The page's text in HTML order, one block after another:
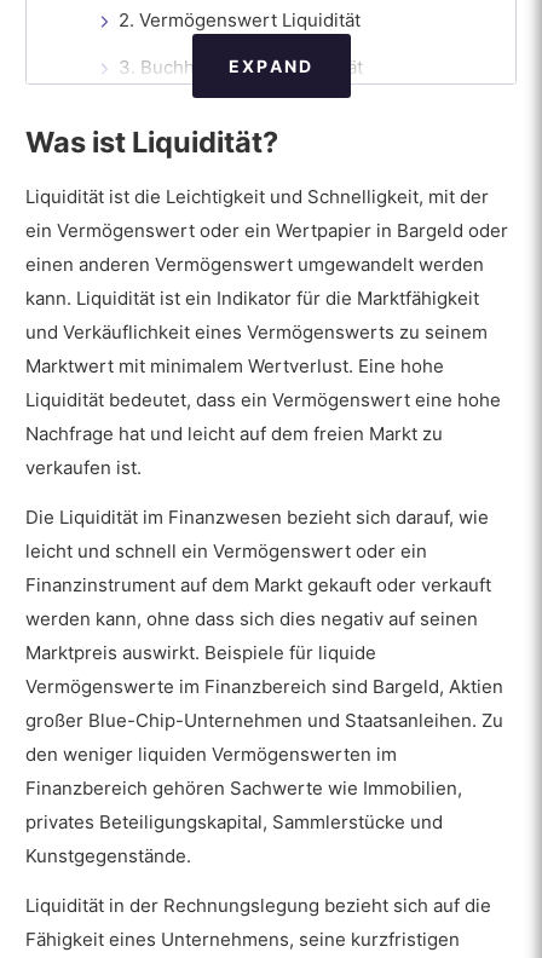
2. Vermögenswert Liquidität
3. Buchhalterische Liquidität
berechnet?
1. Aktuelles Verhältnis
2. Quick Ratio
3. Bargeld-Quote
Wie wirkt sich die Liquidität auf die
Finanzmärkte aus?
Wie glätten Liquidität und Forex-Broker
die Effizienz des Devisenmarktes?
Liquiditätsanbieter für Forex-Broker?
Beeinflusst die Marktliquidität die
Marktvolatilität?
Was sind Beispiele für Liquidität?
Ist Liquidität immer Bargeld?
Gelten alle Vermögenswerte als
flüssige Mittel?
Führt Liquidität zu Slippage?
EXPAND
Was ist Liquidität?
Liquidität ist die Leichtigkeit und Schnelligkeit, mit der
ein Vermögenswert oder ein Wertpapier in Bargeld oder
einen anderen Vermögenswert umgewandelt werden
kann. Liquidität ist ein Indikator für die Marktfähigkeit
und Verkäuflichkeit eines Vermögenswerts zu seinem
Marktwert mit minimalem Wertverlust. Eine hohe
Liquidität bedeutet, dass ein Vermögenswert eine hohe
Nachfrage hat und leicht auf dem freien Markt zu
verkaufen ist.
Die Liquidität im Finanzwesen bezieht sich darauf, wie
leicht und schnell ein Vermögenswert oder ein
Finanzinstrument auf dem Markt gekauft oder verkauft
werden kann, ohne dass sich dies negativ auf seinen
Marktpreis auswirkt. Beispiele für liquide
Vermögenswerte im Finanzbereich sind Bargeld, Aktien
großer Blue-Chip-Unternehmen und Staatsanleihen. Zu
den weniger liquiden Vermögenswerten im
Finanzbereich gehören Sachwerte wie Immobilien,
privates Beteiligungskapital, Sammlerstücke und
Kunstgegenstände.
Liquidität in der Rechnungslegung bezieht sich auf die
Fähigkeit eines Unternehmens, seine kurzfristigen